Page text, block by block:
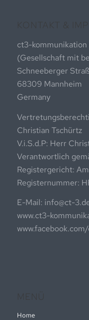
KONTAKT &
ct3-kommunikation
(Gesellschaft mit
Schneeberger
68309 Mannheim
Germany
Christian Tschürtz
V.i.S.d.P: Herr
Verantwortlich
Registergericht:
Registernummer:
E-Mail: info@ct-
www.ct3-
MENÜ
Home